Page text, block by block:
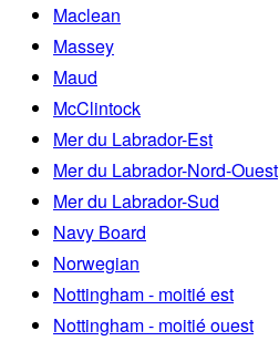
Maclean
Massey
Maud
McClintock
Mer du Labrador-Est
Mer du Labrador-Nord-Ouest
Mer du Labrador-Sud
Navy Board
Norwegian
Nottingham - moitié est
Nottingham - moitié ouest